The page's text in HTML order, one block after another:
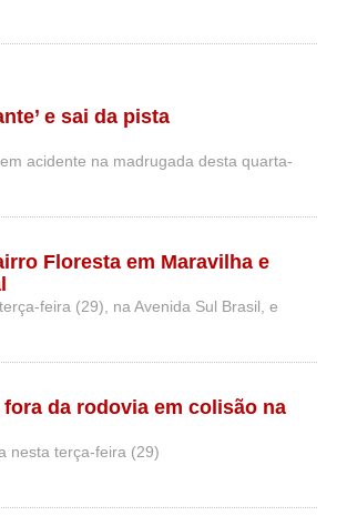
e sai da pista
acidente na madrugada desta quarta-
Floresta em Maravilha e
feira (29), na Avenida Sul Brasil, e
da rodovia em colisão na
nesta terça-feira (29)